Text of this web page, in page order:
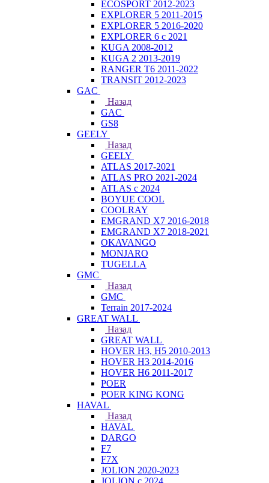
ECOSPORT 2012-2023
EXPLORER 5 2011-2015
EXPLORER 5 2016-2020
EXPLORER 6 с 2021
KUGA 2008-2012
KUGA 2 2013-2019
RANGER T6 2011-2022
TRANSIT 2012-2023
GAC
Назад
GAC
GS8
GEELY
Назад
GEELY
ATLAS 2017-2021
ATLAS PRO 2021-2024
ATLAS с 2024
BOYUE COOL
COOLRAY
EMGRAND X7 2016-2018
EMGRAND X7 2018-2021
OKAVANGO
MONJARO
TUGELLA
GMC
Назад
GMC
Terrain 2017-2024
GREAT WALL
Назад
GREAT WALL
HOVER H3, H5 2010-2013
HOVER H3 2014-2016
HOVER H6 2011-2017
POER
POER KING KONG
HAVAL
Назад
HAVAL
DARGO
F7
F7X
JOLION 2020-2023
JOLION с 2024